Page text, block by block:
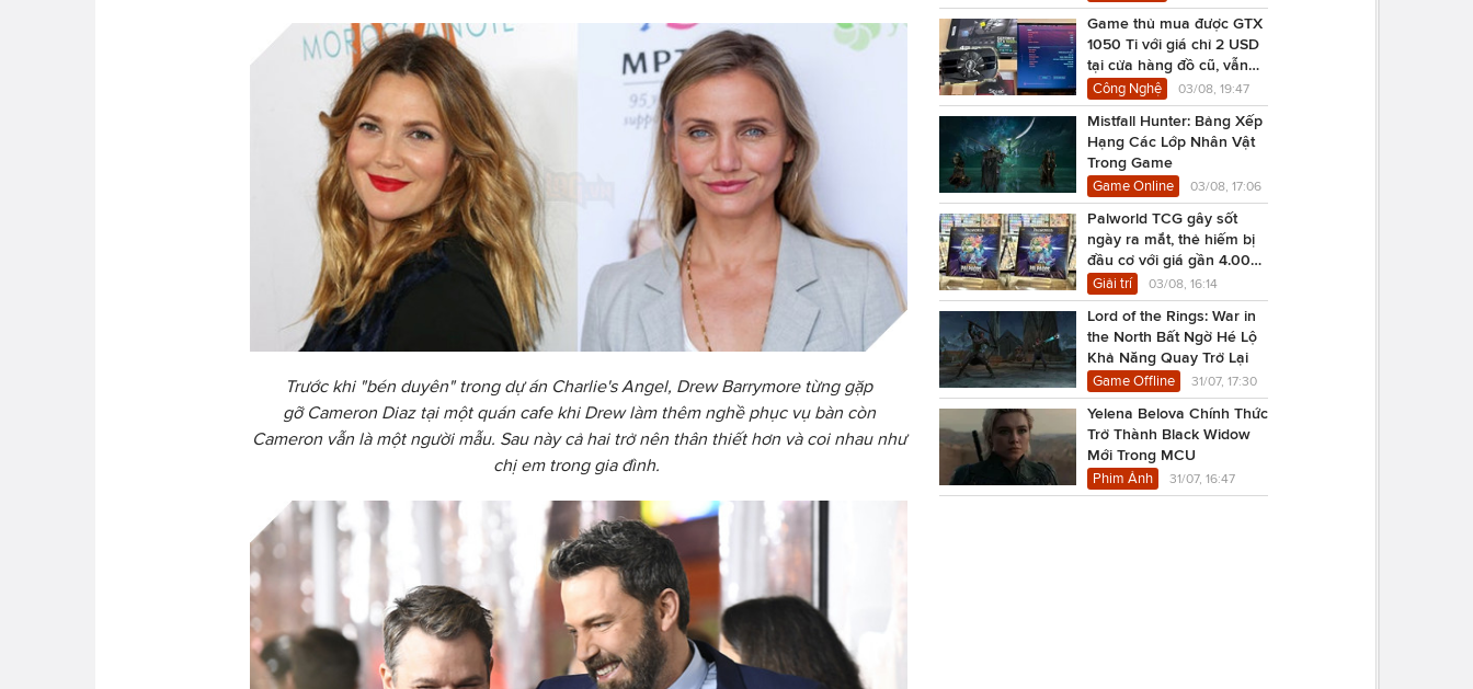
Trước khi "bén duyên" trong dự án Charlie's Angel, Drew Barrymore từng gặp
gỡ Cameron Diaz tại một quán cafe khi Drew làm thêm nghề phục vụ bàn còn
Cameron vẫn là một người mẫu. Sau này cả hai trở nên thân thiết hơn và coi nhau như
chị em trong gia đình.
Game thủ mua được GTX
1050 Ti với giá chỉ 2 USD
tại cửa hàng đồ cũ, vẫn
chạy Cyberpunk 2077
Công Nghệ 03/08, 19:47
Mistfall Hunter: Bảng Xếp
Hạng Các Lớp Nhân Vật
Trong Game
Game Online 03/08, 17:06
Palworld TCG gây sốt
ngày ra mắt, thẻ hiếm bị
đầu cơ với giá gần 4.000
USD
Giải trí 03/08, 16:14
Lord of the Rings: War in
the North Bất Ngờ Hé Lộ
Khả Năng Quay Trở Lại
Game Offline 31/07, 17:30
Yelena Belova Chính Thức
Trở Thành Black Widow
Mới Trong MCU
Phim Ảnh 31/07, 16:47